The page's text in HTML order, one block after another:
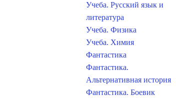
Учеба. Русский язык и
литература
Учеба. Физика
Учеба. Химия
Фантастика
Фантастика.
Альтернативная история
Фантастика. Боевик